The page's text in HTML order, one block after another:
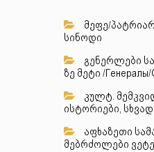
მეფე/
სინოდი
გენერლები
ზე მეტი /Генералы/
კულტ.
ისტორიები,
აფხაზეთი
მებრძოლები